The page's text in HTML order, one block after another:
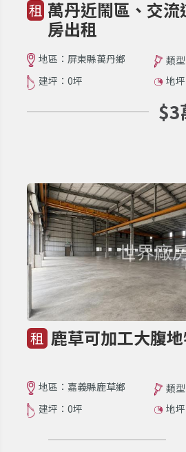
租 萬丹近鬧區、交
房出租
地區：屏東縣萬丹鄉
類
建坪：0坪
地
$3
租 鹿草可加工大腹
地區：嘉義縣鹿草鄉
類
建坪：0坪
地